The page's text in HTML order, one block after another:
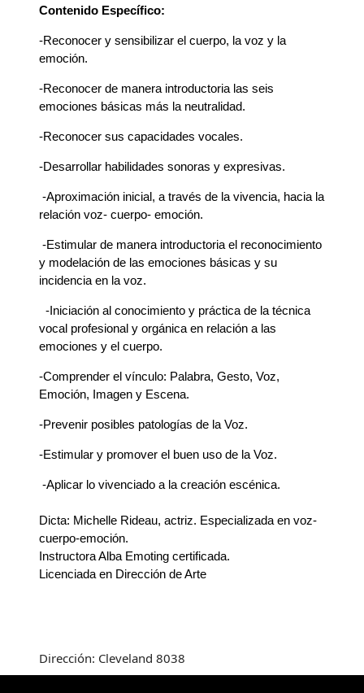
Contenido Específico:
-Reconocer y sensibilizar el cuerpo, la voz y la
emoción.
-Reconocer de manera introductoria las seis
emociones básicas más la neutralidad.
-Reconocer sus capacidades vocales.
-Desarrollar habilidades sonoras y expresivas.
-Aproximación inicial, a través de la vivencia, hacia la
relación voz- cuerpo- emoción.
-Estimular de manera introductoria el reconocimiento
y modelación de las emociones básicas y su
incidencia en la voz.
-Iniciación al conocimiento y práctica de la técnica
vocal profesional y orgánica en relación a las
emociones y el cuerpo.
-Comprender el vínculo: Palabra, Gesto, Voz,
Emoción, Imagen y Escena.
-Prevenir posibles patologías de la Voz.
-Estimular y promover el buen uso de la Voz.
-Aplicar lo vivenciado a la creación escénica.
Dicta: Michelle Rideau, actriz. Especializada en voz-
cuerpo-emoción.
Instructora Alba Emoting certificada.
Licenciada en Dirección de Arte
Dirección: Cleveland 8038